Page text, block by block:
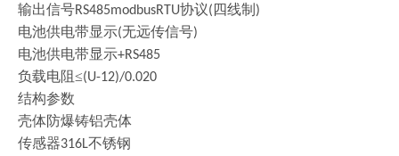
输出信号RS485modbusRTU协议( 四线制 )
电池供电带显示(无远传信号)
电池供电带显示+RS485
负载电阻≤(U-12)/0.020
结构参数
壳体防爆铸铝壳体
传感器316L不锈钢